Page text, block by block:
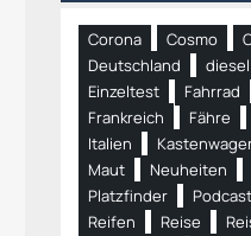
Corona Cosmo
Deutschland
diesel
Einzeltest
Fahrrad
Frankreich
Fähre
Italien
Maut
Neuheiten
Platzfinder
Podcast
Reifen
Reise